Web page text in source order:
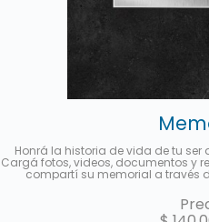
Honrá la historia de vida de tu
Cargá fotos, videos, documentos y
compartí su memorial a través
en redes sociales. Hasta 3